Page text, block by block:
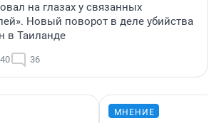
на глазах у связанных
Новый поворот в деле убийства
в Таиланде
36
МНЕНИЕ